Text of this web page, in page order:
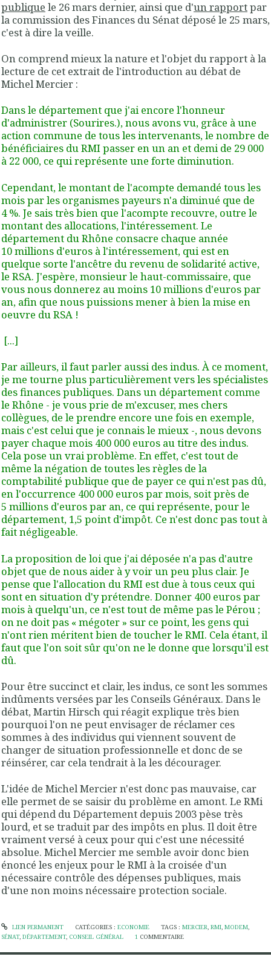
publique le 26 mars dernier, ainsi que d'un rapportpar
la commission des Finances du Sénat déposé le 25 mars,
c'est à dire la veille.
On comprend mieux la nature et l'objet du rapport à la
lecture de cet extrait de l'introduction au débat de
Michel Mercier :
Dans le département que j'ai encore l'honneur
d'administrer (Sourires.), nous avons vu, grâce à une
action commune de tous les intervenants,le nombre de
bénéficiaires du RMI passer en un an et demi de 29 000
à 22 000, ce qui représente une forte diminution.
Cependant, le montant de l'acompte demandé tous les
mois par les organismes payeurs n'a diminué que de
4 %. Je sais très bien que l'acompte recouvre, outre le
montant des allocations, l'intéressement. Le
département du Rhône consacre chaque année
10 millions d'euros à l'intéressement, qui est en
quelque sorte l'ancêtre du revenu de solidarité active,
le RSA. J'espère, monsieur le haut-commissaire, que
vous nous donnerez au moins 10 millions d'euros par
an, afin que nous puissions mener à bien la mise en
oeuvre du RSA !
[...]
Par ailleurs, il faut parler aussi des indus. À ce moment,
je me tourne plus particulièrement vers les spécialistes
des finances publiques. Dans un département comme
le Rhône - je vous prie de m'excuser, mes chers
collègues, de le prendre encore une fois en exemple,
mais c'est celui que je connais le mieux -, nous devons
payer chaque mois 400 000 euros au titre des indus.
Cela pose un vrai problème. En effet, c'est tout de
même la négation de toutes les règles de la
comptabilité publique que de payer ce qui n'est pas dû,
en l'occurrence 400 000 euros par mois, soit près de
5 millions d'euros par an, ce qui représente, pour le
département, 1,5 point d'impôt. Ce n'est donc pas tout à
fait négligeable.
La proposition de loi que j'ai déposée n'a pas d'autre
objet que de nous aider à y voir un peu plus clair. Je
pense que l'allocation du RMI est due à tous ceux qui
sont en situation d'y prétendre. Donner 400 euros par
mois à quelqu'un, ce n'est tout de même pas le Pérou ;
on ne doit pas « mégoter » sur ce point, les gens qui
n'ont rien méritent bien de toucher le RMI. Cela étant, il
faut que l'on soit sûr qu'on ne le donne que lorsqu'il est
dû.
Pour être succinct et clair, les indus, ce sont les sommes
indûments versées par les Conseils Généraux. Dans le
débat, Martin Hirsch qui réagit explique très bien
pourquoi l'on ne peut envisager de réclamer ces
sommes à des individus qui viennent souvent de
changer de situation professionnelle et donc de se
réinsérer, car cela tendrait à la les décourager.
L'idée de Michel Mercier n'est donc pas mauvaise, car
elle permet de se saisir du problème en amont. Le RMi
qui dépend du Département depuis 2003 pèse très
lourd, et se traduit par des impôts en plus. Il doit être
vraiment versé à ceux pour qui c'est une nécessité
absolue. Michel Mercier me semble avoir donc bien
énoncé les enjeux pour le RMI à la croisée d'un
nécessaire contrôle des dépenses publiques, mais
d'une non moins nécessaire protection sociale.
LIEN PERMANENT CATÉGORIES : ECONOMIE TAGS :MERCIER,RMI,MODEM,
SÉNAT, DÉPARTEMENT, CONSEIL GÉNÉRAL 1 COMMENTAIRE